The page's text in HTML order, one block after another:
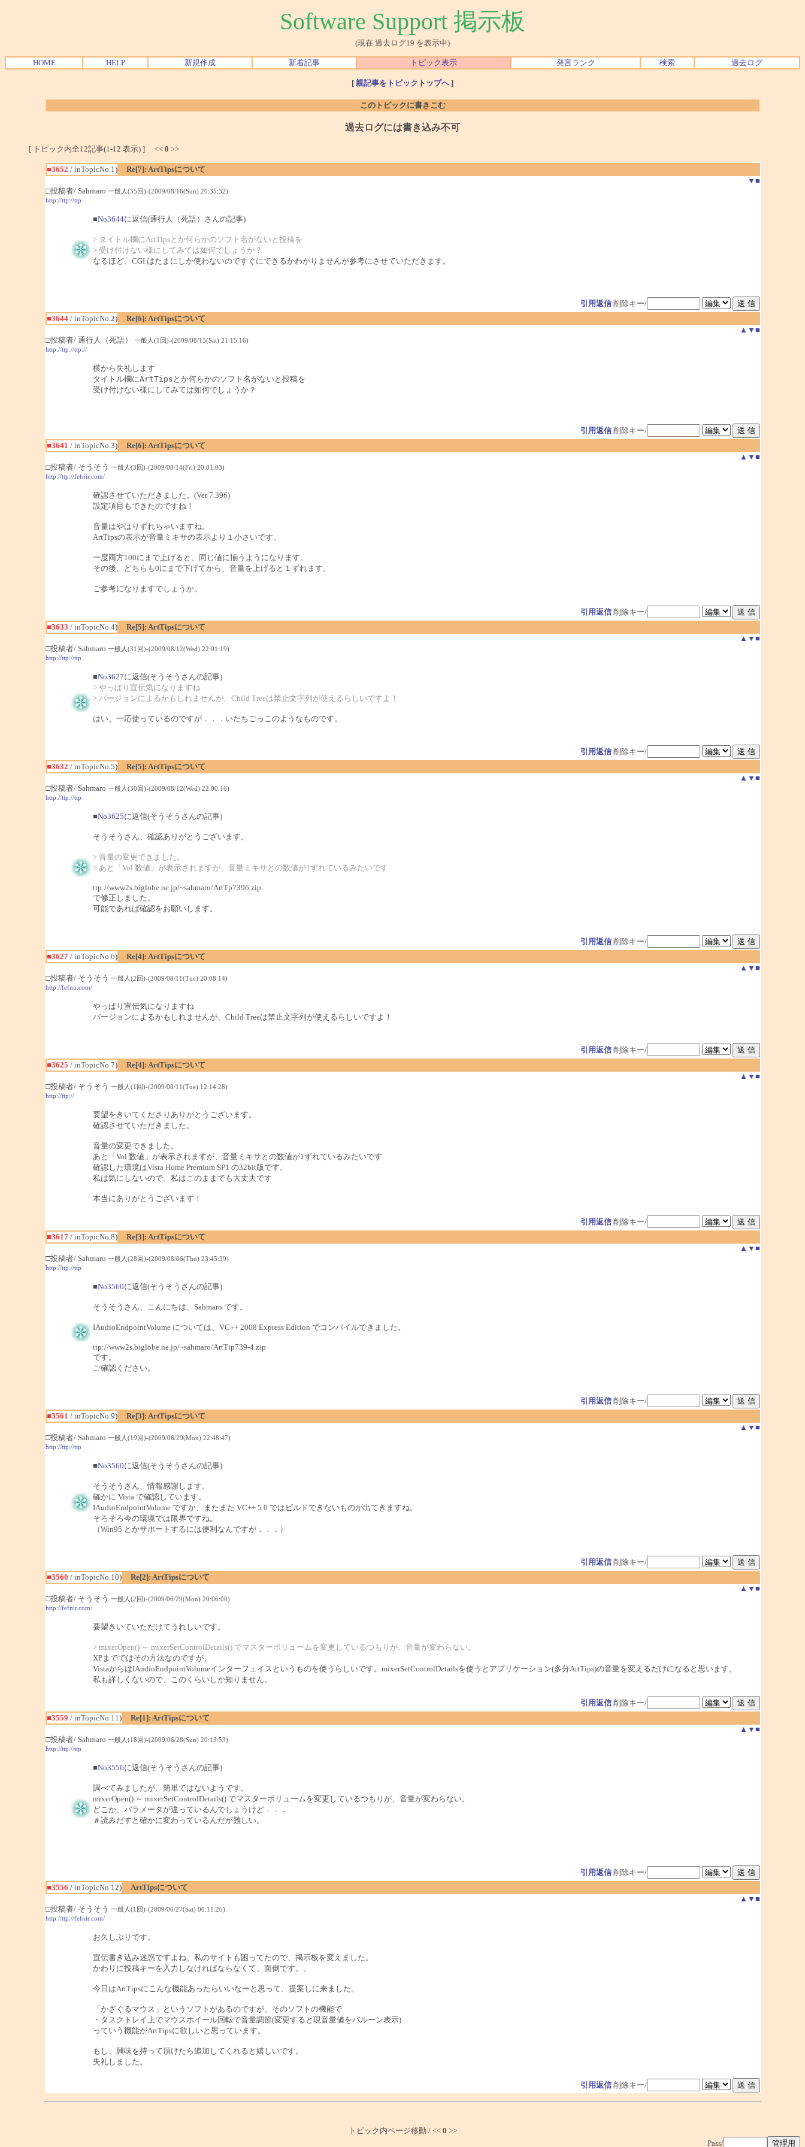
Software Support 掲示板
(現在 過去ログ19 を表示中)
HOME HELP 新規作成 新着記事 トピック表示 発言ランク 検索 過去ログ
[ 親記事をトピックトップへ]
このトピックに書きこむ
過去ログには書き込み不可
[ トピック内全12記事(1-12 表示) ] << 0 >>
■3652 / inTopicNo.1)
Re[7]: ArtTipsについて
▼ ■
□投稿者/ Sahmaro 一般人(35回)-(2009/08/16(Sun) 20:35:32)
http://ttp://ttp
■No3644に返信(通行人（死語）さんの記事)
> タイトル欄にArtTipsとか何らかのソフト名がないと投稿を
> 受け付けない様にしてみては如何でしょうか？
なるほど、CGI はたまにしか使わないのですぐにできるかわかりませんが参考にさせていただきます。
引用返信 削除キー/
■3644/ inTopicNo.2)
Re[6]: ArtTipsについて
▲ ▼ ■
□投稿者/ 通行人（死語）
一般人(1回)-(2009/08/15(Sat) 21:15:16)
http://ttp://ttp://
横から失礼します
タイトル欄にArtTipsとか何らかのソフト名がないと投稿を
受け付けない様にしてみては如何でしょうか？
引用返信 削除キー/
■3641 / inTopicNo.3)
Re[6]: ArtTipsについて
▲ ▼ ■
□投稿者/ そうそう 一般人(3回)-(2009/08/14(Fri) 20:01:03)
http://ttp://fefnir.com/
確認させていただきました。(Ver 7.396)
設定項目もできたのですね！
音量はやはりずれちゃいますね。
ArtTipsの表示が音量ミキサの表示より１小さいです。
一度両方100にまで上げると、同じ値に揃うようになります。
その後、どちらも0にまで下げてから、音量を上げると１ずれます。
ご参考になりますでしょうか。
引用返信 削除キー/
■3633 / inTopicNo.4)
Re[5]: ArtTipsについて
▲ ▼ ■
□投稿者/ Sahmaro 一般人(31回)-(2009/08/12(Wed) 22:01:19)
http://ttp://ttp
■No3627に返信(そうそうさんの記事)
> やっぱり宣伝気になりますね
> バージョンによるかもしれませんが、Child Treeは禁止文字列が使えるらしいですよ！
はい、一応使っているのですが．．．いたちごっこのようなものです。
引用返信 削除キー/
■3632 / inTopicNo.5)
Re[5]: ArtTipsについて
▲ ▼ ■
□投稿者/ Sahmaro 一般人(30回)-(2009/08/12(Wed) 22:00:16)
http://ttp://ttp
■No3625に返信(そうそうさんの記事)
そうそうさん、確認ありがとうございます。
> 音量の変更できました。
> あと「Vol 数値」が表示されますが、音量ミキサとの数値が1ずれているみたいです
ttp://www2s.biglobe.ne.jp/~sahmaro/ArtTp7396.zip
で修正しました。
可能であれば確認をお願いします。
引用返信 削除キー/
■3627/ inTopicNo.6)
Re[4]: ArtTipsについて
▲ ▼ ■
□投稿者/ そうそう 一般人(2回)-(2009/08/11(Tue) 20:08:14)
http://fefnir.com/
やっぱり宣伝気になりますね
バージョンによるかもしれませんが、Child Treeは禁止文字列が使えるらしいですよ！
引用返信 削除キー/
■3625 / inTopicNo.7)
Re[4]: ArtTipsについて
▲ ▼ ■
□投稿者/ そうそう 一般人(1回)-(2009/08/11(Tue) 12:14:28)
http://ttp://
要望をきいてくださりありがとうございます。
確認させていただきました。
音量の変更できました。
あと「Vol 数値」が表示されますが、音量ミキサとの数値が1ずれているみたいです
確認した環境はVista Home Premium SP1 の32bit版です。
私は気にしないので、私はこのままでも大丈夫です
本当にありがとうございます！
引用返信 削除キー/
■3617/ inTopicNo.8)
Re[3]: ArtTipsについて
▲ ▼ ■
□投稿者/ Sahmaro 一般人(28回)-(2009/08/06(Thu) 23:45:39)
http://ttp://ttp
■No3560に返信(そうそうさんの記事)
そうそうさん、こんにちは、Sahmaro です。
IAudioEndpointVolume については、VC++ 2008 Express Edition でコンパイルできました。
ttp://www2s.biglobe.ne.jp/~sahmaro/ArtTip739-4.zip
です。
ご確認ください。
引用返信 削除キー/
■3561 / inTopicNo.9)
Re[3]: ArtTipsについて
▲ ▼ ■
□投稿者/ Sahmaro 一般人(19回)-(2009/06/29(Mon) 22:48:47)
http://ttp://ttp
■No3560に返信(そうそうさんの記事)
そうそうさん、情報感謝します。
確かに Vista で確認しています。
IAudioEndpointVolume ですか、またまた VC++ 5.0 ではビルドできないものが出てきますね。
そろそろ今の環境では限界ですね。
（Win95 とかサポートするには便利なんですが．．．）
引用返信 削除キー/
■3560 / inTopicNo.10)
Re[2]: ArtTipsについて
▲ ▼ ■
□投稿者/ そうそう 一般人(2回)-(2009/06/29(Mon) 20:06:00)
http://fefnir.com/
要望きいていただけてうれしいです。
> mixerOpen() ～ mixerSetControlDetails() でマスターボリュームを変更しているつもりが、音量が変わらない。
XPまでではその方法なのですが、
VistaからはIAudioEndpointVolumeインターフェイスというものを使うらしいです。mixerSetControlDetailsを使うとアプリケーション(多分ArtTips)の音量を変えるだけになると思います。
私も詳しくないので、このくらいしか知りません。
引用返信 削除キー/
■3559 / inTopicNo.11)
Re[1]: ArtTipsについて
▲ ▼ ■
□投稿者/ Sahmaro 一般人(18回)-(2009/06/28(Sun) 20:13:53)
http://ttp://ttp
■No3556に返信(そうそうさんの記事)
調べてみましたが、簡単ではないようです。
mixerOpen() ～ mixerSetControlDetails() でマスターボリュームを変更しているつもりが、音量が変わらない。
どこか、パラメータが違っているんでしょうけど．．．
＃読みだすと確かに変わっているんだが難しい。
引用返信 削除キー/
■3556 / inTopicNo.12)
ArtTipsについて
▲ ▼ ■
□投稿者/ そうそう 一般人(1回)-(2009/06/27(Sat) 00:11:26)
http://ttp://fefnir.com/
お久しぶりです。
宣伝書き込み迷惑ですよね、私のサイトも困ってたので、掲示板を変えました。
かわりに投稿キーを入力しなければならなくて、面倒です。。
今日はArtTipsにこんな機能あったらいいなーと思って、提案しに来ました。
「かざぐるマウス」というソフトがあるのですが、そのソフトの機能で
・タスクトレイ上でマウスホイール回転で音量調節(変更すると現音量値をバルーン表示)
っていう機能がArtTipsに欲しいと思っています。
もし、興味を持って頂けたら追加してくれると嬉しいです。
失礼しました。
引用返信 削除キー/
トピック内ページ移動 / << 0 >>
Pass/